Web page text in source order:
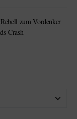
zum Vordenker
Crash